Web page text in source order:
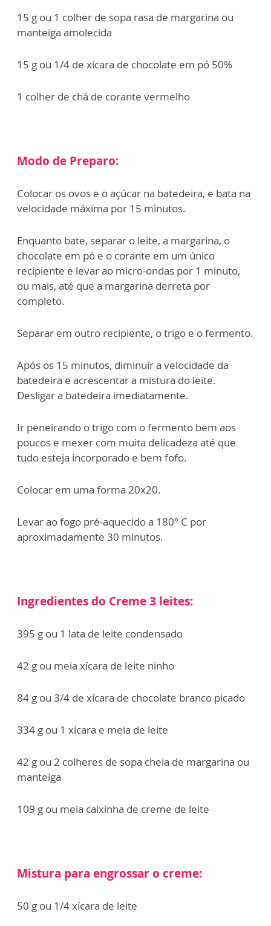
15 g ou 1 colher de sopa rasa de margarina ou
manteiga amolecida
15 g ou 1/4 de xícara de chocolate em pó 50%
1 colher de chá de corante vermelho
Modo de Preparo:
Colocar os ovos e o açúcar na batedeira, e bata na
velocidade máxima por 15 minutos.
Enquanto bate, separar o leite, a margarina, o
chocolate em pó e o corante em um único
recipiente e levar ao micro-ondas por 1 minuto,
ou mais, até que a margarina derreta por
completo.
Separar em outro recipiente, o trigo e o fermento.
Após os 15 minutos, diminuir a velocidade da
batedeira e acrescentar a mistura do leite.
Desligar a batedeira imediatamente.
Ir peneirando o trigo com o fermento bem aos
poucos e mexer com muita delicadeza até que
tudo esteja incorporado e bem fofo.
Colocar em uma forma 20x20.
Levar ao fogo pré-aquecido a 180° C por
aproximadamente 30 minutos.
Ingredientes do Creme 3 leites:
395 g ou 1 lata de leite condensado
42 g ou meia xícara de leite ninho
84 g ou 3/4 de xícara de chocolate branco picado
334 g ou 1 xícara e meia de leite
42 g ou 2 colheres de sopa cheia de margarina ou
manteiga
109 g ou meia caixinha de creme de leite
Mistura para engrossar o creme:
50 g ou 1/4 xícara de leite